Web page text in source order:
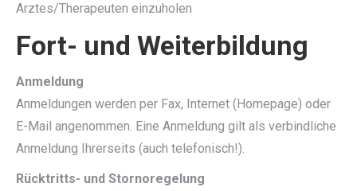
Arztes/Therapeuten einzuholen
Fort- und Weiterbildung
Anmeldung
Anmeldungen werden per Fax, Internet (Homepage) oder
E-Mail angenommen. Eine Anmeldung gilt als verbindliche
Anmeldung Ihrerseits (auch telefonisch!).
Rücktritts- und Stornoregelung